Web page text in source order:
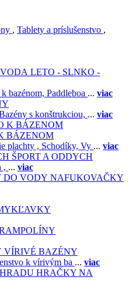
, Tablety a príslušenstvo ,
LETO - SLNKO -
bazénom, Paddleboa ... viac
s konštrukciou, ... viac
BÁZENOM
plachty , Schodíky, Vy ... viac
ŠPORT A ODDYCH
, ... viac
NAFUKOVAČKY
VÍRIVÉ BAZÉNY
k vírivým ba ... viac
HRAČKY NA